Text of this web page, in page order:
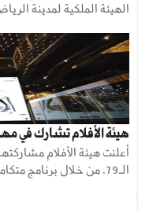
الهيئة الملكية لمدينة
هيئة الأفلام تشارك في
أعلنت هيئة الأفلام
الـ79، من خلال برنامج متكامل ...